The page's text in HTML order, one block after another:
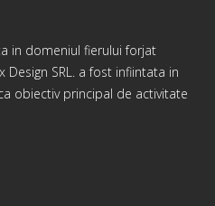
in domeniul fierului forjat
SRL. a fost infiintata in
obiectiv principal de activitate